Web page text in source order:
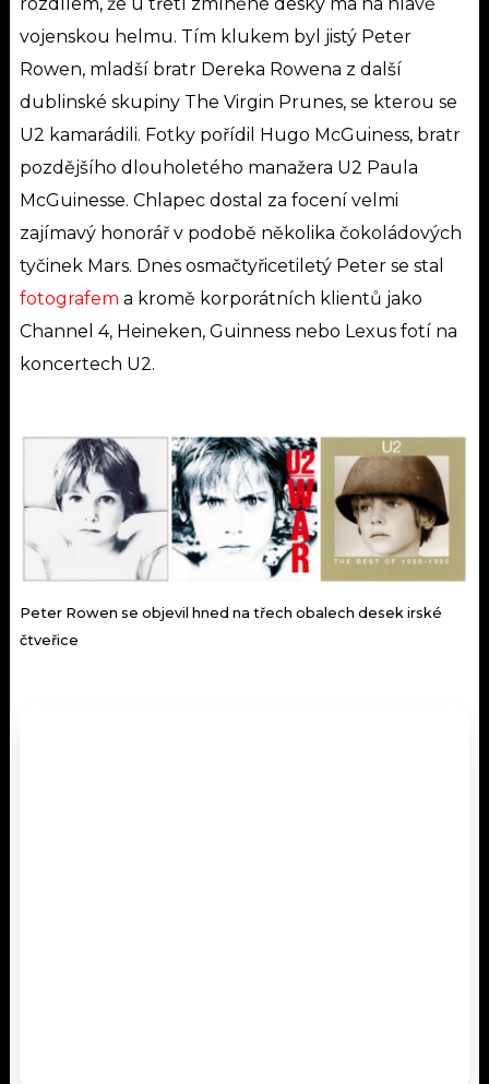
vojenskou helmu. Tím klukem byl jistý Peter
Rowen, mladší bratr Dereka Rowena z další
dublinské skupiny The Virgin Prunes, se kterou se
U2 kamarádili. Fotky pořídil Hugo McGuiness, bratr
pozdějšího dlouholetého manažera U2 Paula
McGuinesse. Chlapec dostal za focení velmi
zajímavý honorář v podobě několika čokoládových
tyčinek Mars. Dnes osmačtyřicetiletý Peter se stal
fotografem a kromě korporátních klientů jako
Channel 4, Heineken, Guinness nebo Lexus fotí na
koncertech U2.
Peter Rowen se objevil hned na třech obalech desek irské
čtveřice